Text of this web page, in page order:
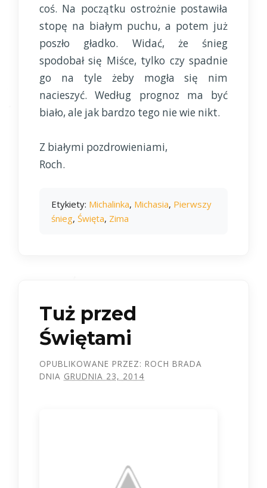
coś. Na początku ostrożnie postawiła
stopę na białym puchu, a potem już
poszło gładko. Widać, że śnieg
spodobał się Miśce, tylko czy spadnie
go na tyle żeby mogła się nim
nacieszyć. Według prognoz ma być
biało, ale jak bardzo tego nie wie nikt.
Z białymi pozdrowieniami,
Roch.
Etykiety: Michalinka, Michasia, Pierwszy
śnieg, Święta, Zima
Tuż przed
Świętami
OPUBLIKOWANE PRZEZ: ROCH BRADA
DNIA GRUDNIA 23, 2014